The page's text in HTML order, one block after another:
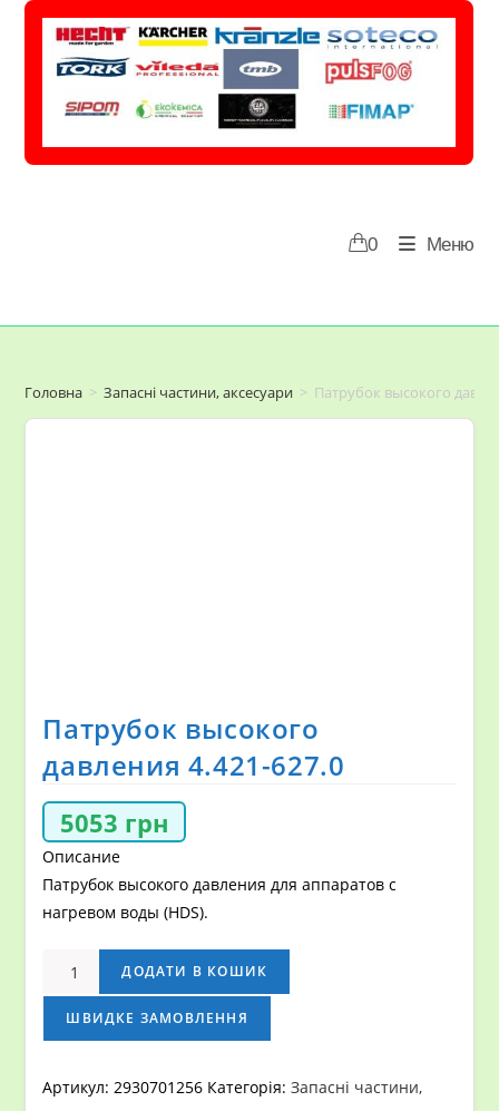
Перейти
0 Меню
Головна > Запасні частини, аксесуари > Патрубок высокого
Патрубок высокого
давления 4.421-627.0
5053 грн
Описание
Патрубок высокого давления для аппаратов с
нагревом воды (HDS).
Патрубок
высокого
давления
4.421-
кількість
ДОДАТИ В КОШИК
ШВИДКЕ ЗАМОВЛЕННЯ
Артикул:2930701256 Категорія:Запасні частини,